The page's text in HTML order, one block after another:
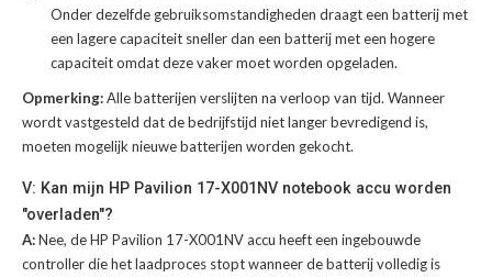
Onder dezelfde gebruiksomstandigheden draagt een batterij met
een lagere capaciteit sneller dan een batterij met een hogere
capaciteit omdat deze vaker moet worden opgeladen.
Opmerking:Alle batterijen verslijten na verloop van tijd. Wanneer
wordt vastgesteld dat de bedrijfstijd niet langer bevredigend is,
moeten mogelijk nieuwe batterijen worden gekocht.
V: Kan mijn HP Pavilion 17-X001NV notebook accu worden
"overladen"?
A:Nee, de HP Pavilion 17-X001NV accu heeft een ingebouwde
controller die het laadproces stopt wanneer de batterij volledig is